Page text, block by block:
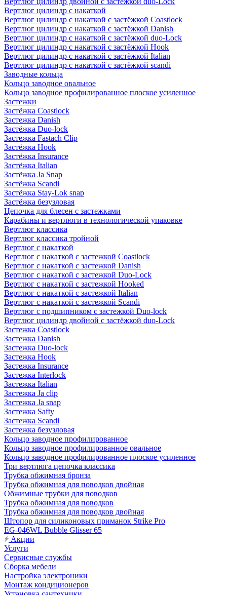
Вертлюг цилиндр с накаткой
Вертлюг цилиндр с накаткой с застёжкой Coastlock
Вертлюг цилиндр с накаткой с застёжкой Danish
Вертлюг цилиндр с накаткой с застёжкой duo-Lock
Вертлюг цилиндр с накаткой с застёжкой Hook
Вертлюг цилиндр с накаткой с застёжкой Italian
Вертлюг цилиндр с накаткой с застёжкой scandi
Заводные кольца
Кольцо заводное овальное
Кольцо заводное профилированное плоское усиленное
Застежки
Застёжка Coastlock
Застежка Danish
Застёжка Duo-lock
Застежка Fastach Clip
Застёжка Hook
Застёжка Insurance
Застёжка Italian
Застёжка Ja Snap
Застёжка Scandi
Застёжка Stay-Lok snap
Застёжка безузловая
Цепочка для блесен с застежками
Карабины и вертлюги в технологической упаковке
Вертлюг классика
Вертлюг классика тройной
Вертлюг с накаткой
Вертлюг с накаткой с застежкой Coastlock
Вертлюг с накаткой с застежкой Danish
Вертлюг с накаткой с застежкой Duo-Lock
Вертлюг с накаткой с застежкой Hooked
Вертлюг с накаткой с застежкой Italian
Вертлюг с накаткой с застежкой Scandi
Вертлюг с подшипником с застежкой Duo-lock
Вертлюг цилиндр двойной с застёжкой duo-Lock
Застежка Coastlock
Застежка Danish
Застежка Duo-lock
Застежка Hook
Застежка Insurance
Застежка Interlock
Застежка Italian
Застежка Ja clip
Застежка Ja snap
Застежка Safty
Застежка Scandi
Застежка безузловая
Кольцо заводное профилированное
Кольцо заводное профилированное овальное
Кольцо заводное профилированное плоское усиленное
Три вертлюга цепочка классика
Трубка обжимная бронза
Трубка обжимная для поводков двойная
Обжимные трубки для поводков
Трубка обжимная для поводков
Трубка обжимная для поводков двойная
Штопор для силиконовых приманок Strike Pro
EG-046WL Bubble Glisser 65
Акции
Услуги
Сервисные службы
Сборка мебели
Настройка электроники
Монтаж кондиционеров